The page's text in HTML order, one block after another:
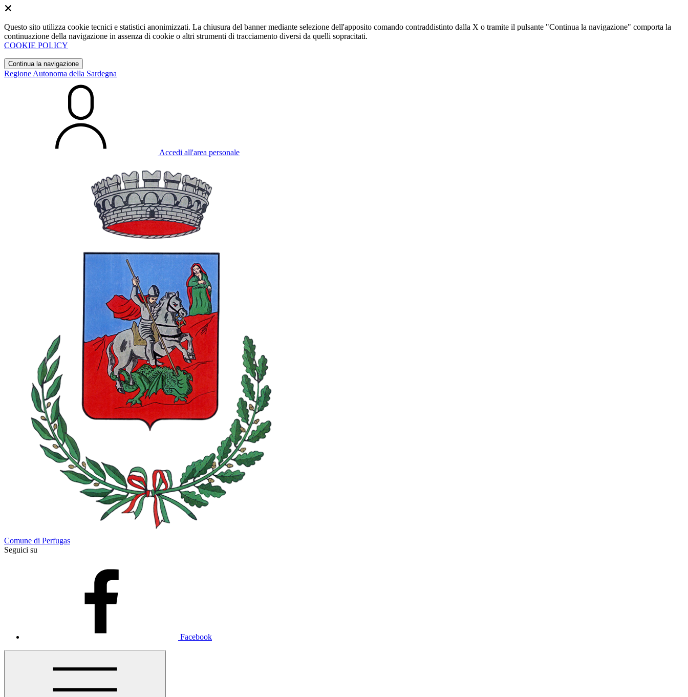
Questo sito utilizza cookie tecnici e statistici anonimizzati. La chiusura del banner mediante selezione dell'apposito comando contraddistinto dalla X o tramite il pulsante "Continua la navigazione" comporta la
continuazione della navigazione in assenza di cookie o altri strumenti di tracciamento diversi da quelli sopracitati.
COOKIE POLICY
Continua la navigazione
Regione Autonoma della Sardegna
Accedi all'area personale
Comune di Perfugas
Seguici su
Facebook